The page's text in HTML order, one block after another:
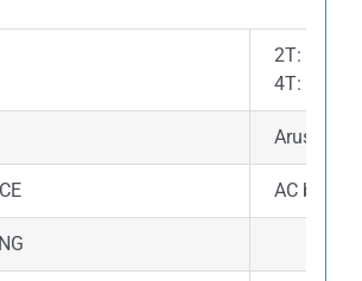
2T:
4T:
Arus AC:
AC